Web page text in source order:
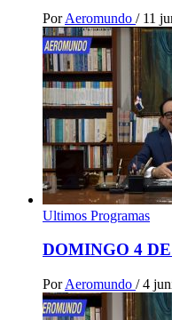
Por Aeromundo / 11
Ultimos Programas
DOMINGO 4
Por Aeromundo / 4